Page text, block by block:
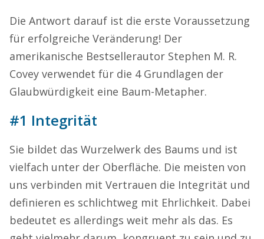
Die Antwort darauf ist die erste Voraussetzung
für erfolgreiche Veränderung! Der
amerikanische Bestsellerautor Stephen M. R.
Covey verwendet für die 4 Grundlagen der
Glaubwürdigkeit eine Baum-Metapher.
#1 Integrität
Sie bildet das Wurzelwerk des Baums und ist
vielfach unter der Oberfläche. Die meisten von
uns verbinden mit Vertrauen die Integrität und
definieren es schlichtweg mit Ehrlichkeit. Dabei
bedeutet es allerdings weit mehr als das. Es